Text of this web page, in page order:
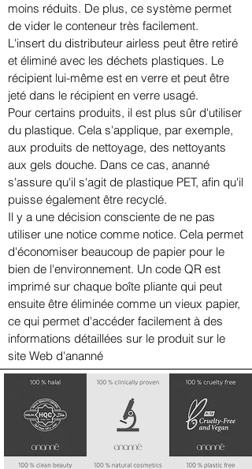
moins réduits. De plus, ce système permet
de vider le conteneur très facilement.
L'insert du distributeur airless peut être retiré
et éliminé avec les déchets plastiques. Le
récipient lui-même est en verre et peut être
jeté dans le récipient en verre usagé.
Pour certains produits, il est plus sûr d'utiliser
du plastique. Cela s'applique, par exemple,
aux produits de nettoyage, des nettoyants
aux gels douche. Dans ce cas, ananné
s'assure qu'il s'agit de plastique PET, afin qu'il
puisse également être recyclé.
Il y a une décision consciente de ne pas
utiliser une notice comme notice. Cela permet
d'économiser beaucoup de papier pour le
bien de l'environnement. Un code QR est
imprimé sur chaque boîte pliante qui peut
ensuite être éliminée comme un vieux papier,
ce qui permet d'accéder facilement à des
informations détaillées sur le produit sur le
site Web d'ananné